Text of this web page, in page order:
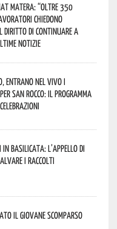
Matera: “Oltre 350
chiedono
il diritto di continuare a
notizie
entrano nel vivo i
San Rocco: il programma
in Basilicata: l’appello di
i raccolti
il giovane scomparso